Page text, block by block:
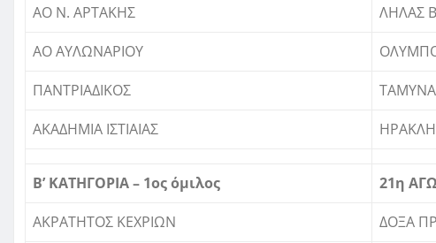
ΑΟ Ν. ΑΡΤΑΚΗΣ
ΛΗΛΑΣ
ΑΟ ΑΥΛΩΝΑΡΙΟΥ
ΠΑΝΤΡΙΑΔΙΚΟΣ
ΑΚΑΔΗΜΙΑ ΙΣΤΙΑΙΑΣ
Β’ ΚΑΤΗΓΟΡΙΑ – 1ος όμιλος 21η
ΑΚΡΑΤΗΤΟΣ ΚΕΧΡΙΩΝ
ΔΟΞΑ